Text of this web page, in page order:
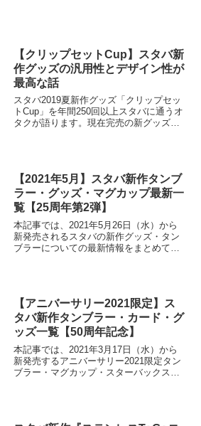
【クリップセットCup】スタバ新
作グッズの汎用性とデザイン性が
最高な話
スタバ2019夏新作グッズ「クリップセッ
トCup」を年間250回以上スタバに通うオ
タクが語ります。現在完売の新グッズの
【2021年5月】スタバ新作タンブ
ラー・グッズ・マグカップ最新一
覧【25周年第2弾】
本記事では、2021年5月26日（水）から
新発売されるスタバの新作グッズ・タン
ブラーについての最新情報をまとめてい
【アニバーサリー2021限定】ス
タバ新作タンブラー・カード・グ
ッズ一覧【50周年記念】
本記事では、2021年3月17日（水）から
新発売するアニバーサリー2021限定タン
ブラー・マグカップ・スターバックスカ